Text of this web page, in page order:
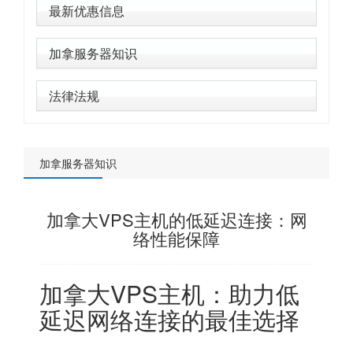
最新优惠信息
加拿服务器知识
法律法规
加拿服务器知识
加拿大VPS主机的低延迟连接：网
络性能保障
加拿大VPS主机：助力低
延迟网络连接的最佳选择